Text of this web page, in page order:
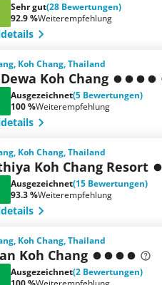
Sehr gut(28 Bewertungen)
92.9 %Weiterempfehlung
Koh Chang, Thailand
Koh Chang
Ausgezeichnet(5 Bewertungen)
100 %Weiterempfehlung
Koh Chang, Thailand
Koh Chang Resort
Ausgezeichnet(15 Bewertungen)
93.3 %Weiterempfehlung
Koh Chang, Thailand
Koh Chang
Ausgezeichnet(2 Bewertungen)